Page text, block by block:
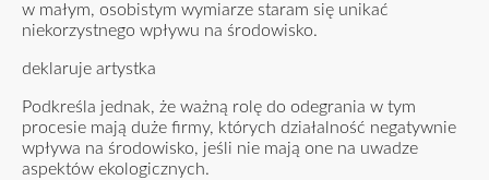
w małym, osobistym wymiarze staram się unikać
niekorzystnego wpływu na środowisko.
deklaruje artystka
Podkreśla jednak, że ważną rolę do odegrania w tym
procesie mają duże firmy, których działalność negatywnie
wpływa na środowisko, jeśli nie mają one na uwadze
aspektów ekologicznych.